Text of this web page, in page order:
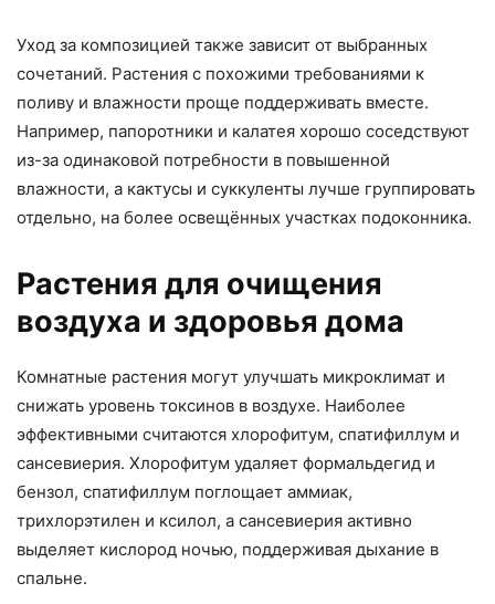
Уход за композицией также зависит от выбранных
сочетаний. Растения с похожими требованиями к
поливу и влажности проще поддерживать вместе.
Например, папоротники и калатея хорошо соседствуют
из-за одинаковой потребности в повышенной
влажности, а кактусы и суккуленты лучше группировать
отдельно, на более освещённых участках подоконника.
Растения для очищения
воздуха и здоровья дома
Комнатные растения могут улучшать микроклимат и
снижать уровень токсинов в воздухе. Наиболее
эффективными считаются хлорофитум, спатифиллум и
сансевиерия. Хлорофитум удаляет формальдегид и
бензол, спатифиллум поглощает аммиак,
трихлорэтилен и ксилол, а сансевиерия активно
выделяет кислород ночью, поддерживая дыхание в
спальне.